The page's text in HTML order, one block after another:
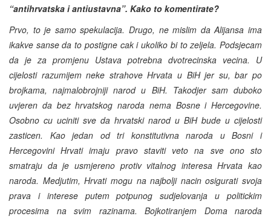
“antihrvatska i antiustavna”. Kako to komentirate?
Prvo, to je samo spekulacija. Drugo, ne mislim da Alijansa ima
ikakve sanse da to postigne cak i ukoliko bi to zeljela. Podsjecam
da je za promjenu Ustava potrebna dvotrecinska vecina. U
cijelosti razumijem neke strahove Hrvata u BiH jer su, bar po
brojkama, najmalobrojniji narod u BiH. Takodjer sam duboko
uvjeren da bez hrvatskog naroda nema Bosne i Hercegovine.
Osobno cu uciniti sve da hrvatski narod u BiH bude u cijelosti
zasticen. Kao jedan od tri konstitutivna naroda u Bosni i
Hercegovini Hrvati imaju pravo staviti veto na sve ono sto
smatraju da je usmjereno protiv vitalnog interesa Hrvata kao
naroda. Medjutim, Hrvati mogu na najbolji nacin osigurati svoja
prava i interese putem potpunog sudjelovanja u politickim
procesima na svim razinama. Bojkotiranjem Doma naroda